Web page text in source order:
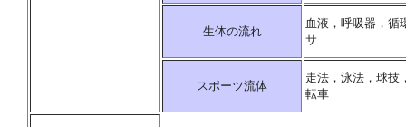
生体の流れ
血液，呼吸器，循
サ
スポーツ流体
走法，泳法，球技
転車